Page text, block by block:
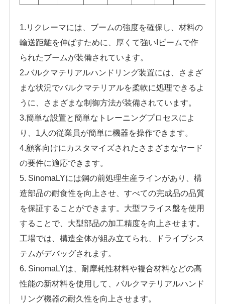
1.リクレーマには、ブームの強度を確保し、材料の
輸送距離を伸ばすために、厚くて強いIビームで作
られたブームが装備されています。
2.バルクマテリアルハンドリング装置には、さまざ
まな状況でバルクマテリアルを柔軟に処理できるよ
うに、さまざまな制御方法が装備されています。
3.簡単な設置と簡単なトレーニングプロセスによ
り、1人の従業員が簡単に機器を操作できます。
4.顧客向けにカスタマイズされたさまざまなヤード
の要件に適応できます。
5. SinomaLYには鋼の前処理生産ラインがあり、構
造部品の耐食性を向上させ、すべての完成品の品質
を保証することができます。大型フライス盤を使用
することで、大型部品の加工精度を向上させます。
工場では、構造全体が組み立てられ、ドライブシス
テムがデバッグされます。
6. SinomaLYは、耐摩耗性材料や複合材料などの高
性能の新材料を使用して、バルクマテリアルハンド
リング機器の耐久性を向上させます。